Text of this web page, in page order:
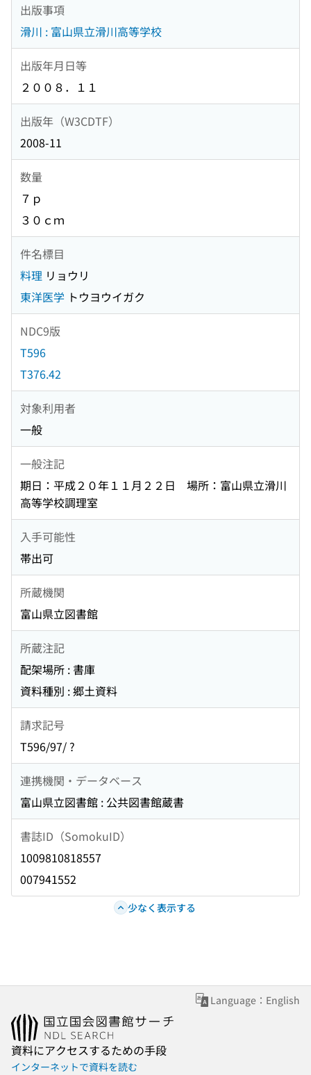
出版事項
滑川 : 富山県立滑川高等学校
出版年月日等
２００８．１１
出版年（W3CDTF）
2008-11
数量
７ｐ
３０ｃｍ
件名標目
料理 リョウリ
東洋医学 トウヨウイガク
NDC9版
T596
T376.42
対象利用者
一般
一般注記
期日：平成２０年１１月２２日 場所：富山県立滑川
高等学校調理室
入手可能性
帯出可
所蔵機関
富山県立図書館
所蔵注記
配架場所 : 書庫
資料種別 : 郷土資料
請求記号
T596/97/ ?
連携機関・データベース
富山県立図書館 : 公共図書館蔵書
書誌ID（SomokuID）
1009810818557
007941552
少なく表示する
Language：English
資料にアクセスするための手段
インターネットで資料を読む